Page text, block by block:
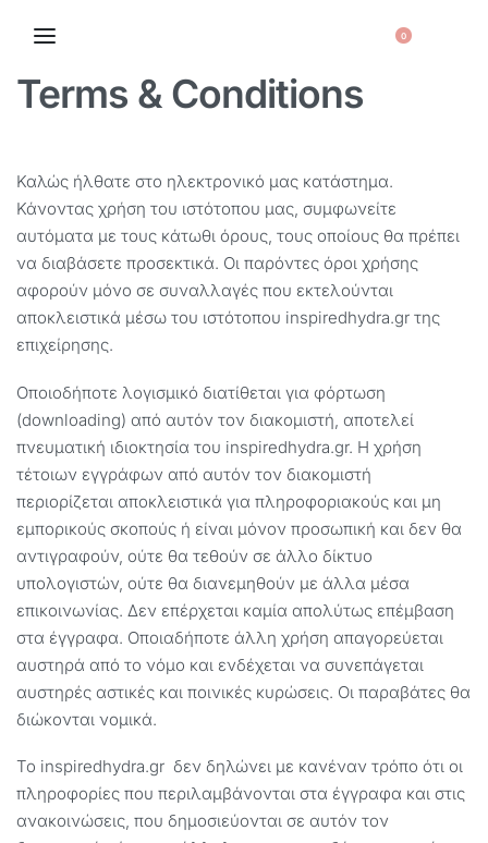
0
Terms & Conditions
Καλώς ήλθατε στο ηλεκτρονικό μας κατάστημα.
Κάνοντας χρήση του ιστότοπου μας, συμφωνείτε
αυτόματα με τους κάτωθι όρους, τους οποίους θα πρέπει
να διαβάσετε προσεκτικά. Οι παρόντες όροι χρήσης
αφορούν μόνο σε συναλλαγές που εκτελούνται
αποκλειστικά μέσω του ιστότοπου inspiredhydra.gr της
επιχείρησης.
Οποιοδήποτε λογισμικό διατίθεται για φόρτωση
(downloading) από αυτόν τον διακομιστή, αποτελεί
πνευματική ιδιοκτησία του inspiredhydra.gr. Η χρήση
τέτοιων εγγράφων από αυτόν τον διακομιστή
περιορίζεται αποκλειστικά για πληροφοριακούς και μη
εμπορικούς σκοπούς ή είναι μόνον προσωπική και δεν θα
αντιγραφούν, ούτε θα τεθούν σε άλλο δίκτυο
υπολογιστών, ούτε θα διανεμηθούν με άλλα μέσα
επικοινωνίας. Δεν επέρχεται καμία απολύτως επέμβαση
στα έγγραφα. Οποιαδήποτε άλλη χρήση απαγορεύεται
αυστηρά από το νόμο και ενδέχεται να συνεπάγεται
αυστηρές αστικές και ποινικές κυρώσεις. Οι παραβάτες θα
διώκονται νομικά.
Το inspiredhydra.gr δεν δηλώνει με κανέναν τρόπο ότι οι
πληροφορίες που περιλαμβάνονται στα έγγραφα και στις
ανακοινώσεις, που δημοσιεύονται σε αυτόν τον